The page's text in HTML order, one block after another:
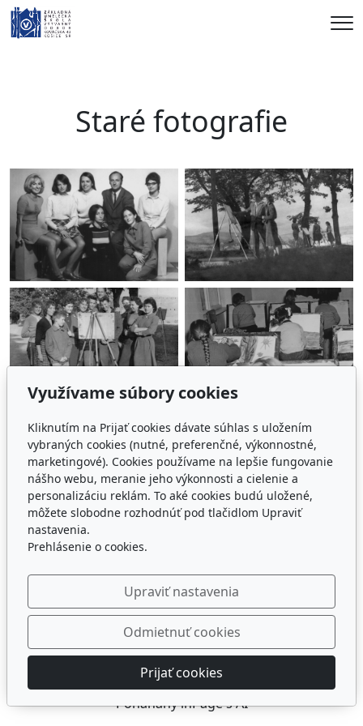
Staré fotografie
© 2026
PoháňanýinPages AI
Využívame súbory cookies
Kliknutím na Prijať cookies dávate súhlas s uložením
vybraných cookies (nutné, preferenčné, výkonnostné,
marketingové). Cookies používame na lepšie fungovanie
nášho webu, meranie jeho výkonnosti a cielenie a
personalizáciu reklám. To aké cookies budú uložené,
môžete slobodne rozhodnúť pod tlačidlom Upraviť
nastavenia.
Prehlásenie o cookies.
Upraviť nastavenia
Odmietnuť cookies
Prijať cookies